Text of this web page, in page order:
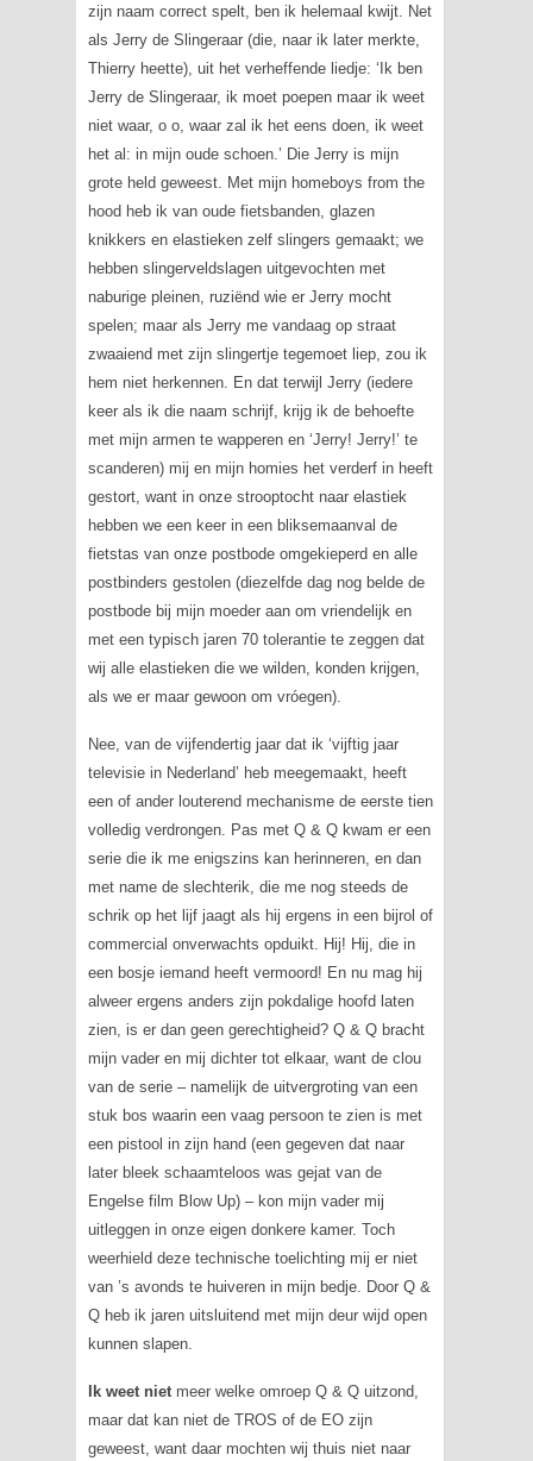
zijn naam correct spelt, ben ik helemaal kwijt. Net
als Jerry de Slingeraar (die, naar ik later merkte,
Thierry heette), uit het verheffende liedje: ‘Ik ben
Jerry de Slingeraar, ik moet poepen maar ik weet
niet waar, o o, waar zal ik het eens doen, ik weet
het al: in mijn oude schoen.’ Die Jerry is mijn
grote held geweest. Met mijn homeboys from the
hoodheb ik van oude fietsbanden, glazen
knikkers en elastieken zelf slingers gemaakt; we
hebben slingerveldslagen uitgevochten met
naburige pleinen, ruziënd wie er Jerry mocht
spelen; maar als Jerry me vandaag op straat
zwaaiend met zijn slingertje tegemoet liep, zou ik
hem niet herkennen. En dat terwijl Jerry (iedere
keer als ik die naam schrijf, krijg ik de behoefte
met mijn armen te wapperen en ‘Jerry! Jerry!’ te
scanderen) mij en mijn homies het verderf in heeft
gestort, want in onze strooptocht naar elastiek
hebben we een keer in een bliksemaanval de
fietstas van onze postbode omgekieperd en alle
postbinders gestolen (diezelfde dag nog belde de
postbode bij mijn moeder aan om vriendelijk en
met een typisch jaren 70 tolerantie te zeggen dat
wij alle elastieken die we wilden, konden krijgen,
als we er maar gewoon om vróegen).
Nee, van de vijfendertig jaar dat ik ‘vijftig jaar
televisie in Nederland’ heb meegemaakt, heeft
een of ander louterend mechanisme de eerste tien
volledig verdrongen. Pas met Q & Qkwam er een
serie die ik me enigszins kan herinneren, en dan
met name de slechterik, die me nog steeds de
schrik op het lijf jaagt als hij ergens in een bijrol of
commercial onverwachts opduikt. Hij! Hij, die in
een bosje iemand heeft vermoord! En nu mag hij
alweer ergens anders zijn pokdalige hoofd laten
zien, is er dan geen gerechtigheid? Q & Qbracht
mijn vader en mij dichter tot elkaar, want de clou
van de serie – namelijk de uitvergroting van een
stuk bos waarin een vaag persoon te zien is met
een pistool in zijn hand (een gegeven dat naar
later bleek schaamteloos was gejat van de
Engelse film Blow Up) – kon mijn vader mij
uitleggen in onze eigen donkere kamer. Toch
weerhield deze technische toelichting mij er niet
van ’s avonds te huiveren in mijn bedje. Door Q &
Qheb ik jaren uitsluitend met mijn deur wijd open
kunnen slapen.
Ik weet nietmeer welke omroep Q & Quitzond,
maar dat kan niet de TROS of de EO zijn
geweest, want daar mochten wij thuis niet naar